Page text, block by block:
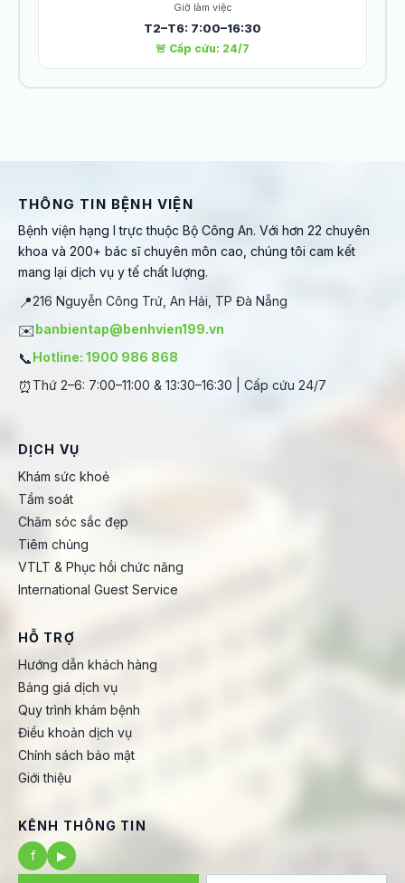
Giờ làm việc
T2–T6: 7:00–16:30
🚨 Cấp cứu: 24/7
THÔNG TIN BỆNH VIỆN
Bệnh viện hạng I trực thuộc Bộ Công An. Với hơn 22 chuyên
khoa và 200+ bác sĩ chuyên môn cao, chúng tôi cam kết
mang lại dịch vụ y tế chất lượng.
📍216 Nguyễn Công Trứ, An Hải, TP Đà Nẵng
✉️banbientap@benhvien199.vn
📞Hotline: 1900 986 868
⏰ Thứ 2–6: 7:00–11:00 & 13:30–16:30 | Cấp cứu 24/7
DỊCH VỤ
Khám sức khoẻ
Tầm soát
Chăm sóc sắc đẹp
Tiêm chủng
VTLT & Phục hồi chức năng
International Guest Service
HỖ TRỢ
Hướng dẫn khách hàng
Bảng giá dịch vụ
Quy trình khám bệnh
Điều khoản dịch vụ
Chính sách bảo mật
Giới thiệu
KÊNH THÔNG TIN
f
▶